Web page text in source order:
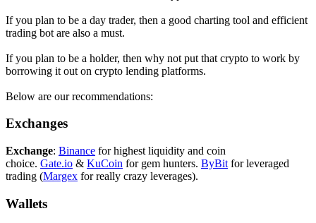
If you plan to be a day trader, then a good charting tool and efficient
trading bot are also a must.
If you plan to be a holder, then why not put that crypto to work by
borrowing it out on crypto lending platforms.
Below are our recommendations:
Exchanges
Exchange: Binance for highest liquidity and coin
choice. Gate.io & KuCoin for gem hunters. ByBit for leveraged
trading (Margex for really crazy leverages).
Wallets